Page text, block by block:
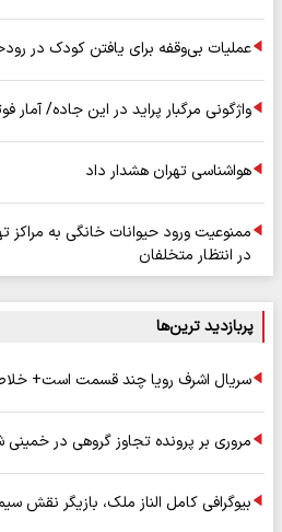
عملیات بی‌وقفه برای یافتن کودک در
واژگونی مرگبار پراید در این جاده/
هواشناسی تهران هشدار داد
ممنوعیت ورود حیوانات خانگی به
در انتظار متخلفان
پربازدید ترین‌ها
سریال اشرف رویا چند قسمت است+
مروری بر پرونده تجاوز گروهی در خمینی
بیوگرافی کامل الناز ملک، بازیگر نقش